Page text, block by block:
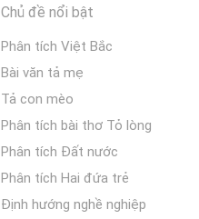
Chủ đề nổi bật
Phân tích Việt Bắc
Bài văn tả mẹ
Tả con mèo
Phân tích bài thơ Tỏ lòng
Phân tích Đất nước
Phân tích Hai đứa trẻ
Định hướng nghề nghiệp